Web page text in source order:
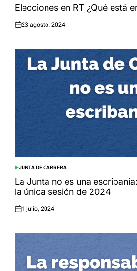
IN
Elecciones en RT ¿Qué está
Posted
23 agosto, 2024
POSTED
IN
JUNTA DE CARRERA
La Junta no es una
la única sesión de 2024
Posted
1 julio, 2024